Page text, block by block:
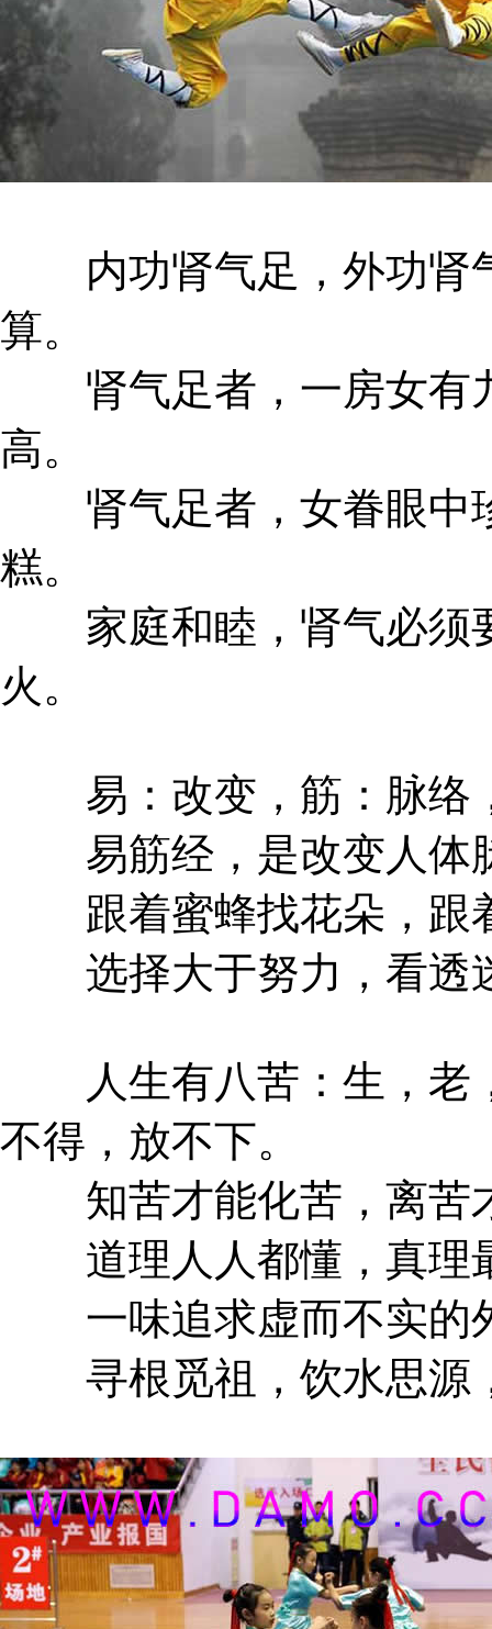
内功肾气足，外功肾
算。
肾气足者，一房女有
高。
肾气足者，女眷眼中
糕。
家庭和睦，肾气必须
火。
易：改变，筋：脉络
易筋经，是改变人体
跟着蜜蜂找花朵，跟
选择大于努力，看透
人生有八苦：生，老
不得，放不下。
知苦才能化苦，离苦
道理人人都懂，真理
一味追求虚而不实的
寻根觅祖，饮水思源